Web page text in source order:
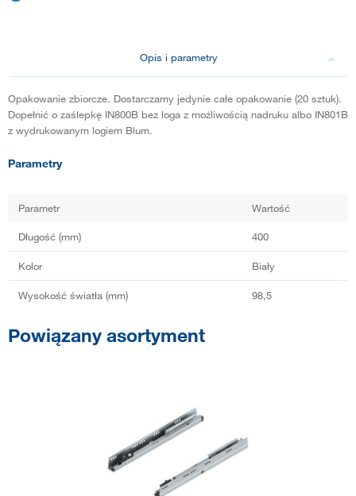
Opis i parametry
Opakowanie zbiorcze. Dostarczamy jedynie całe opakowanie (20 sztuk).
Dopełnić o zaślepkę IN800B bez loga z możliwością nadruku albo IN801B
z wydrukowanym logiem Blum.
Parametry
Parametr Wartość
Długość (mm) 400
Kolor Biały
Wysokość światła (mm) 98,5
Powiązany asortyment